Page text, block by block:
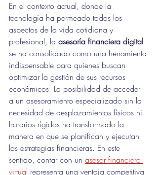
En el contexto actual, donde la
tecnología ha permeado todos los
aspectos de la vida cotidiana y
profesional, la asesoría financiera digital
se ha consolidado como una herramienta
indispensable para quienes buscan
optimizar la gestión de sus recursos
económicos. La posibilidad de acceder
a un asesoramiento especializado sin la
necesidad de desplazamientos físicos ni
horarios rígidos ha transformado la
manera en que se planifican y ejecutan
las estrategias financieras. En este
sentido, contar con un asesor financiero
virtual representa una ventaja competitiva